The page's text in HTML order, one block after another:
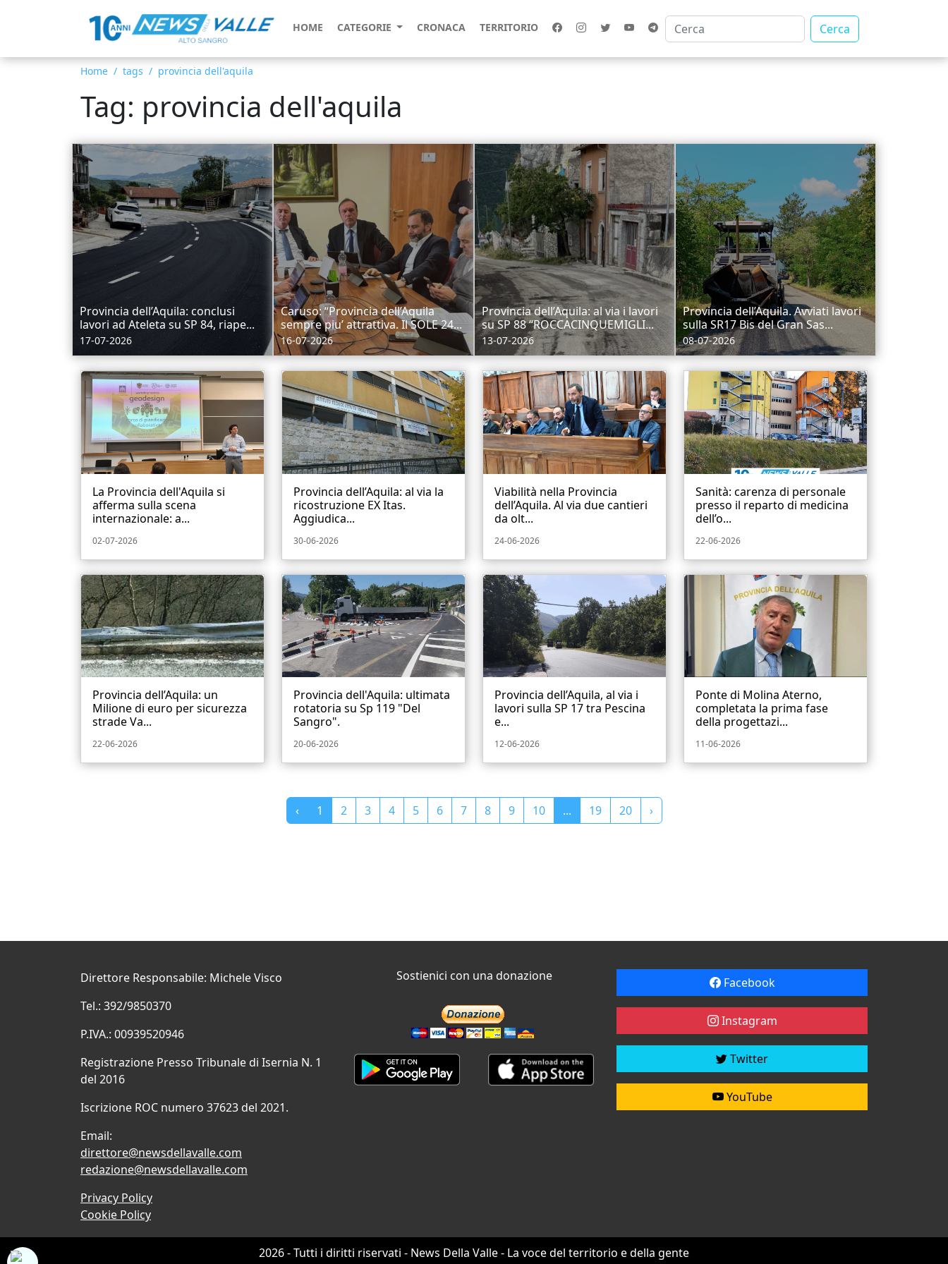
HOME CATEGORIE CRONACA TERRITORIO Cerca
Home tags provincia dell'aquila
Tag: provincia dell'aquila
Provincia dell’Aquila: conclusi
lavori ad Ateleta su SP 84, riape...
17-07-2026
Caruso: “Provincia dell’Aquila
sempre piu’ attrattiva. Il SOLE 24...
16-07-2026
Provincia dell’Aquila: al via i lavori
su SP 88 “ROCCACINQUEMIGLI...
13-07-2026
Provincia dell’Aquila. Avviati lavori
sulla SR17 Bis del Gran Sas...
08-07-2026
La Provincia dell'Aquila si
afferma sulla scena
internazionale: a...
02-07-2026
Provincia dell’Aquila: al via la
ricostruzione EX Itas.
Aggiudica...
30-06-2026
Viabilità nella Provincia
dell’Aquila. Al via due cantieri
da olt...
24-06-2026
Sanità: carenza di personale
presso il reparto di medicina
dell’o...
22-06-2026
Provincia dell’Aquila: un
Milione di euro per sicurezza
strade Va...
22-06-2026
Provincia dell'Aquila: ultimata
rotatoria su Sp 119 "Del
Sangro".
20-06-2026
Provincia dell’Aquila, al via i
lavori sulla SP 17 tra Pescina
e...
12-06-2026
Ponte di Molina Aterno,
completata la prima fase
della progettazi...
11-06-2026
‹ 1 2 3 4 5 6 7 8 9 10 ... 19 20 ›
Direttore Responsabile: Michele Visco
Tel.: 392/9850370
P.IVA.: 00939520946
Registrazione Presso Tribunale di Isernia N. 1
del 2016
Iscrizione ROC numero 37623 del 2021.
Email:
direttore@newsdellavalle.com
redazione@newsdellavalle.com
Privacy Policy
Cookie Policy
Sostienici con una donazione Facebook
Instagram
Twitter
YouTube
2026 - Tutti i diritti riservati - News Della Valle - La voce del territorio e della gente